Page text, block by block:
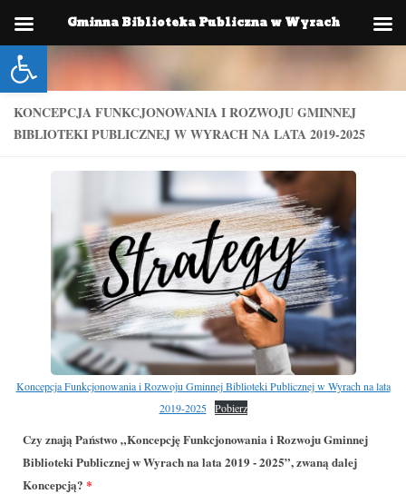
Otwórz pasek narzędzi
Skip to content
KONCEPCJA FUNKCJONOWANIA I ROZWOJU GMINNEJ
BIBLIOTEKI PUBLICZNEJ W WYRACH NA LATA 2019-2025
Koncepcja Funkcjonowania i Rozwoju Gminnej Biblioteki Publicznej w Wyrach na lata
2019-2025 Pobierz
Czy znają Państwo „Koncepcję Funkcjonowania i Rozwoju Gminnej
Biblioteki Publicznej w Wyrach na lata 2019 - 2025”, zwaną dalej
Koncepcją? *
Gminna Biblioteka Publiczna w Wyrach